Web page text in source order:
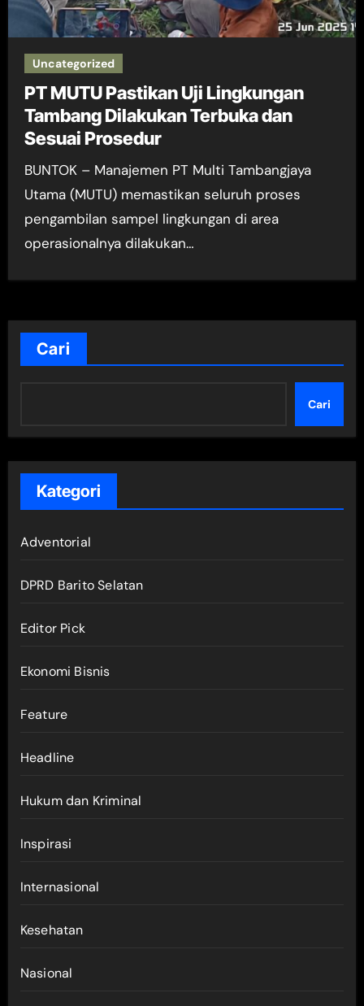
Uncategorized
PT MUTU Pastikan Uji Lingkungan
Tambang Dilakukan Terbuka dan
Sesuai Prosedur
BUNTOK – Manajemen PT Multi Tambangjaya
Utama (MUTU) memastikan seluruh proses
pengambilan sampel lingkungan di area
operasionalnya dilakukan…
Cari
Cari
Kategori
Adventorial
DPRD Barito Selatan
Editor Pick
Ekonomi Bisnis
Feature
Headline
Hukum dan Kriminal
Inspirasi
Internasional
Kesehatan
Nasional